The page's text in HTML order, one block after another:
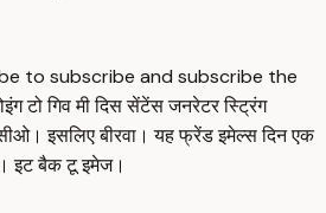
to subscribe and subscribe the
टो गिव मी दिस सेंटेंस जनरेटर स्ट्रिंग
इसलिए बीरवा। यह फ्रेंड इमेल्स दिन एक
इट बैक टू इमेज।